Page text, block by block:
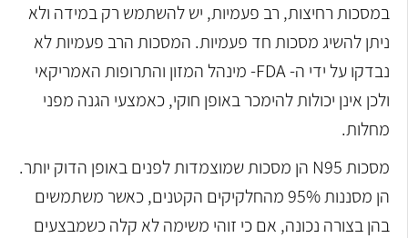
במסכות רחיצות, רב פעמיות, יש להשתמש רק במידה ולא
ניתן להשיג מסכות חד פעמיות. המסכות הרב פעמיות לא
נבדקו על ידי ה- FDA- מינהל המזון והתרופות האמריקאי
ולכן אינן יכולות להימכר באופן חוקי, כאמצעי הגנה מפני
מחלות.
מסכות N95 הן מסכות שמוצמדות לפנים באופן הדוק יותר.
הן מסננות 95% מהחלקיקים הקטנים, כאשר משתמשים
בהן בצורה נכונה, אם כי זוהי משימה לא קלה כשמבצעים